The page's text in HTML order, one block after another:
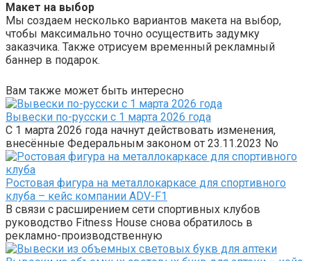
Макет на выбор
Мы создаем несколько вариантов макета на выбор,
чтобы максимально точно осуществить задумку
заказчика. Также отрисуем временный рекламный
баннер в подарок.
Вам также может быть интересно
Вывески по-русски с 1 марта 2026 года
С 1 марта 2026 года начнут действовать изменения,
внесённые Федеральным законом от 23.11.2023 No
Ростовая фигура на металлокаркасе для спортивного
клуба – кейс компании ADV-F1
В связи с расширением сети спортивных клубов
руководство Fitness House снова обратилось в
рекламно-производственную